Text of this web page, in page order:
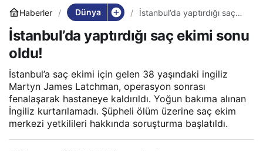
Haberler Dünya
İstanbul’da yaptırdığı saç
İstanbul’da yaptırdığı saç ekimi sonu
oldu!
İstanbul’a saç ekimi için gelen 38 yaşındaki ingiliz
Martyn James Latchman, operasyon sonrası
fenalaşarak hastaneye kaldırıldı. Yoğun bakıma alınan
İngiliz kurtarılamadı. Şüpheli ölüm üzerine saç ekim
merkezi yetkilileri hakkında soruşturma başlatıldı.